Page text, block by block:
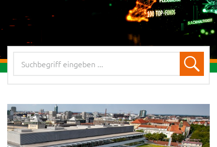
Direkter Kontakt
Nachricht senden
Häufig gesuchte Begriffe